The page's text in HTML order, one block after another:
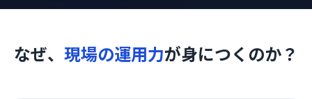
なぜ、 現場の運用力が身につくのか？